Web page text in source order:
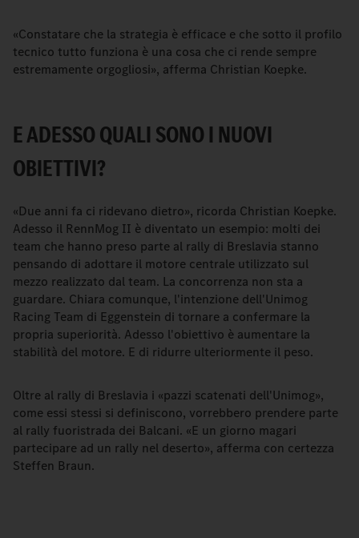
«Constatare che la strategia è efficace e che sotto il profilo
tecnico tutto funziona è una cosa che ci rende sempre
estremamente orgogliosi», afferma Christian Koepke.
E ADESSO QUALI SONO I NUOVI
OBIETTIVI?
«Due anni fa ci ridevano dietro», ricorda Christian Koepke.
Adesso il RennMog II è diventato un esempio: molti dei
team che hanno preso parte al rally di Breslavia stanno
pensando di adottare il motore centrale utilizzato sul
mezzo realizzato dal team. La concorrenza non sta a
guardare. Chiara comunque, l'intenzione dell'Unimog
Racing Team di Eggenstein di tornare a confermare la
propria superiorità. Adesso l'obiettivo è aumentare la
stabilità del motore. E di ridurre ulteriormente il peso.
Oltre al rally di Breslavia i «pazzi scatenati dell'Unimog»,
come essi stessi si definiscono, vorrebbero prendere parte
al rally fuoristrada dei Balcani. «E un giorno magari
partecipare ad un rally nel deserto», afferma con certezza
Steffen Braun.